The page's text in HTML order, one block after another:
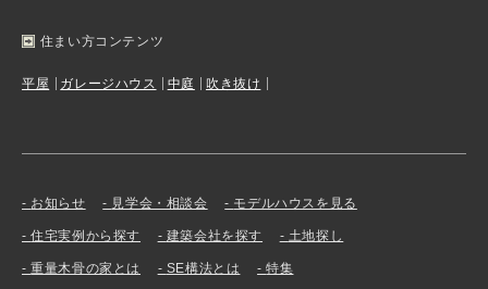
住まい方コンテンツ
平屋 ガレージハウス 中庭 吹き抜け
お知らせ 見学会・相談会 モデルハウスを見る
住宅実例から探す 建築会社を探す 土地探し
重量木骨の家とは SE構法とは 特集